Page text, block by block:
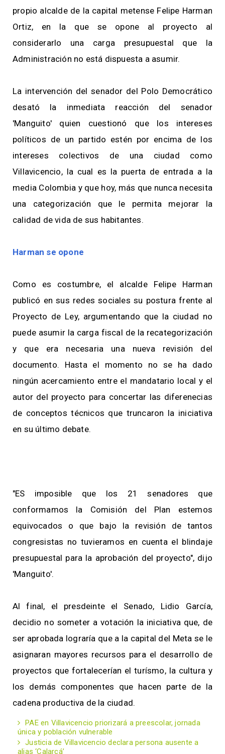
propio alcalde de la capital metense Felipe Harman
Ortiz, en la que se opone al proyecto al
considerarlo una carga presupuestal que la
Administración no está dispuesta a asumir.
La intervención del senador del Polo Democrático
desató la inmediata reacción del senador
'Manguito' quien cuestionó que los intereses
políticos de un partido estén por encima de los
intereses colectivos de una ciudad como
Villavicencio, la cual es la puerta de entrada a la
media Colombia y que hoy, más que nunca necesita
una categorización que le permita mejorar la
calidad de vida de sus habitantes.
Harman se opone
Como es costumbre, el alcalde Felipe Harman
publicó en sus redes sociales su postura frente al
Proyecto de Ley, argumentando que la ciudad no
puede asumir la carga fiscal de la recategorización
y que era necesaria una nueva revisión del
documento. Hasta el momento no se ha dado
ningún acercamiento entre el mandatario local y el
autor del proyecto para concertar las diferenecias
de conceptos técnicos que truncaron la iniciativa
en su último debate.
"ES imposible que los 21 senadores que
conformamos la Comisión del Plan estemos
equivocados o que bajo la revisión de tantos
congresistas no tuvieramos en cuenta el blindaje
presupuestal para la aprobación del proyecto", dijo
'Manguito'.
Al final, el presdeinte el Senado, Lidio García,
decidio no someter a votación la iniciativa que, de
ser aprobada lograría que a la capital del Meta se le
asignaran mayores recursos para el desarrollo de
proyectos que fortalecerían el turísmo, la cultura y
los demás componentes que hacen parte de la
cadena productiva de la ciudad.
PAE en Villavicencio priorizará a preescolar, jornada
única y población vulnerable
Justicia de Villavicencio declara persona ausente a
alias ‘Calarcá’